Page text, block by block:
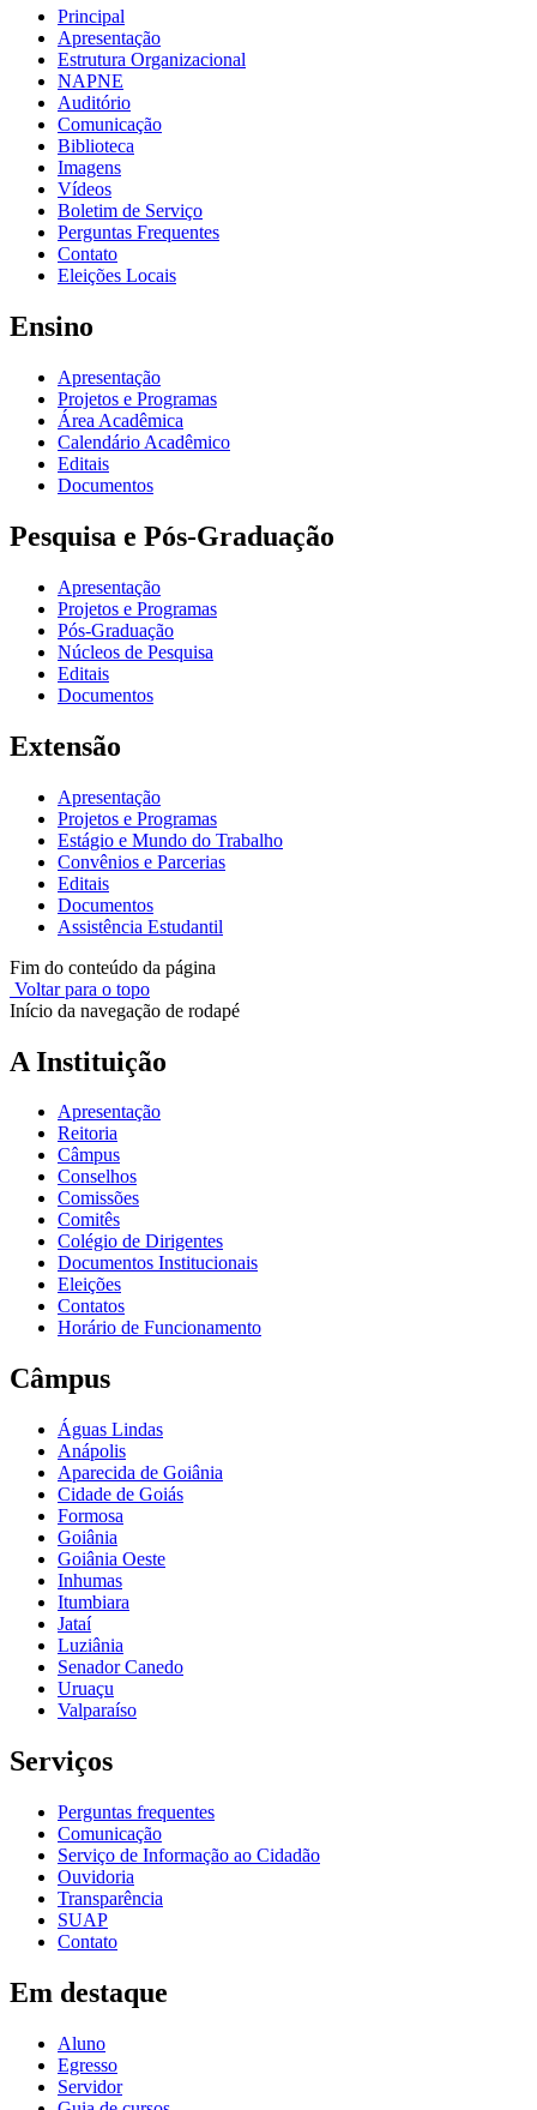
Principal
Apresentação
Estrutura Organizacional
NAPNE
Auditório
Comunicação
Biblioteca
Imagens
Vídeos
Boletim de Serviço
Perguntas Frequentes
Contato
Eleições Locais
Ensino
Apresentação
Projetos e Programas
Área Acadêmica
Calendário Acadêmico
Editais
Documentos
Pesquisa e Pós-Graduação
Apresentação
Projetos e Programas
Pós-Graduação
Núcleos de Pesquisa
Editais
Documentos
Extensão
Apresentação
Projetos e Programas
Estágio e Mundo do Trabalho
Convênios e Parcerias
Editais
Documentos
Assistência Estudantil
Fim do conteúdo da página
Voltar para o topo
Início da navegação de rodapé
A Instituição
Apresentação
Reitoria
Câmpus
Conselhos
Comissões
Comitês
Colégio de Dirigentes
Documentos Institucionais
Eleições
Contatos
Horário de Funcionamento
Câmpus
Águas Lindas
Anápolis
Aparecida de Goiânia
Cidade de Goiás
Formosa
Goiânia
Goiânia Oeste
Inhumas
Itumbiara
Jataí
Luziânia
Senador Canedo
Uruaçu
Valparaíso
Serviços
Perguntas frequentes
Comunicação
Serviço de Informação ao Cidadão
Ouvidoria
Transparência
SUAP
Contato
Em destaque
Aluno
Egresso
Servidor